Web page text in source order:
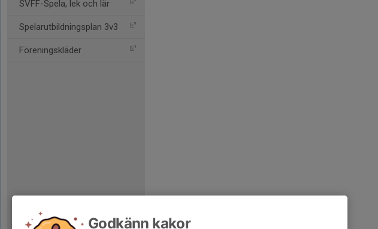
SVFF-Spela, lek och lär
Spelarutbildningsplan 3v3
Föreningskläder
Godkänn kakor